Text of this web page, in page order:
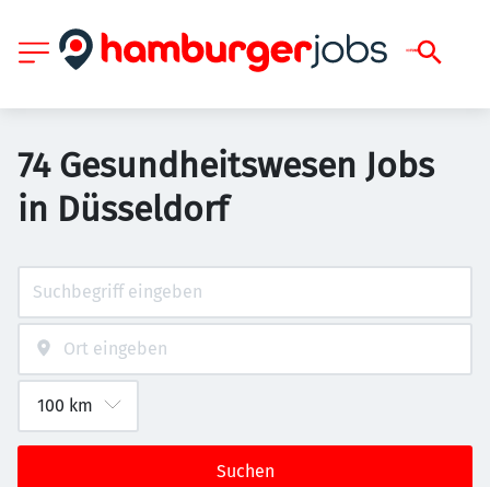
74 Gesundheitswesen Jobs
in Düsseldorf
Suchen